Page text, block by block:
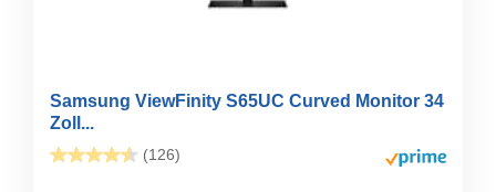
Samsung ViewFinity S65UC Curved Monitor 34
Zoll...
(126)